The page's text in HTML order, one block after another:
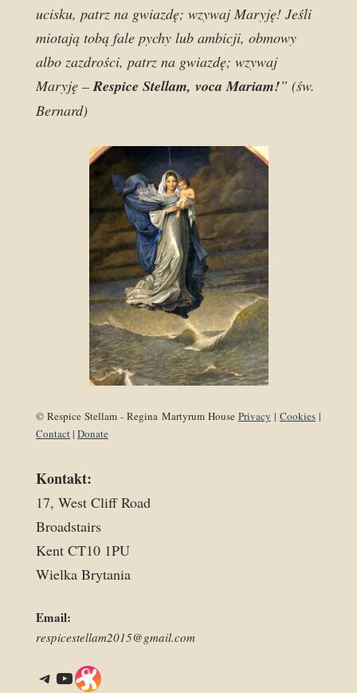
ucisku, patrz na gwiazdę; wzywaj Maryję! Jeśli
miotają tobą fale pychy lub ambicji, obmowy
albo zazdrości, patrz na gwiazdę; wzywaj
Maryję –Respice Stellam, voca Mariam!” (św.
Bernard)
© Respice Stellam - Regina Martyrum House Privacy | Cookies|
Contact| Donate
Kontakt:
17, West Cliff Road
Broadstairs
Kent CT10 1PU
Wielka Brytania
Email:
respicestellam2015@gmail.com
Telegram YouTube Link